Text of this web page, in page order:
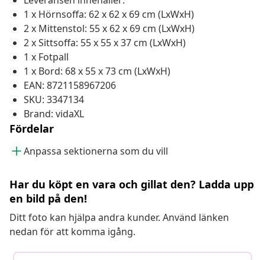
1 x Hörnsoffa: 62 x 62 x 69 cm (LxWxH)
2 x Mittenstol: 55 x 62 x 69 cm (LxWxH)
2 x Sittsoffa: 55 x 55 x 37 cm (LxWxH)
1 x Fotpall
1 x Bord: 68 x 55 x 73 cm (LxWxH)
EAN: 8721158967206
SKU: 3347134
Brand: vidaXL
Fördelar
Anpassa sektionerna som du vill
Har du köpt en vara och gillat den? Ladda upp
en bild på den!
Ditt foto kan hjälpa andra kunder. Använd länken
nedan för att komma igång.